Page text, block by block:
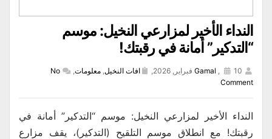
النداء الأخير لمزارعي النخيل: موسم
“التدكير” أمانة في رقبتك!
Gamal , 10 فبراير, 2026, افات النخيل, معلومات,
No
Comment
​النداء الأخير لمزارعي النخيل: موسم “التدكير” أمانة في
رقبتك! ​مع انطلاق موسم التلقيح (التدكير)، يقف مزارع